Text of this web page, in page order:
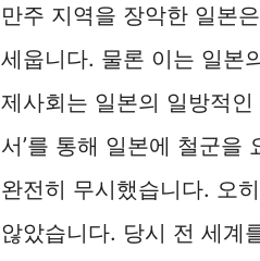
만주 지역을 장악한 일본
세웁니다. 물론 이는 일본
제사회는 일본의 일방적
서’를 통해 일본에 철군을
완전히 무시했습니다. 오
않았습니다. 당시 전 세계